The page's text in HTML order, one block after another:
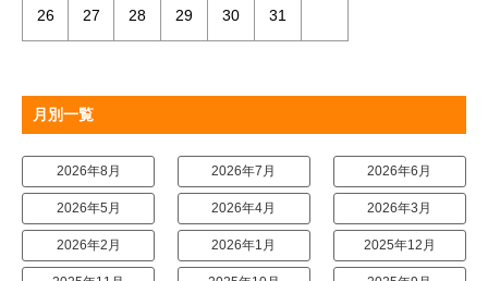
26 27 28 29 30 31
月別一覧
2026年8月 2026年7月 2026年6月
2026年5月 2026年4月 2026年3月
2026年2月 2026年1月 2025年12月